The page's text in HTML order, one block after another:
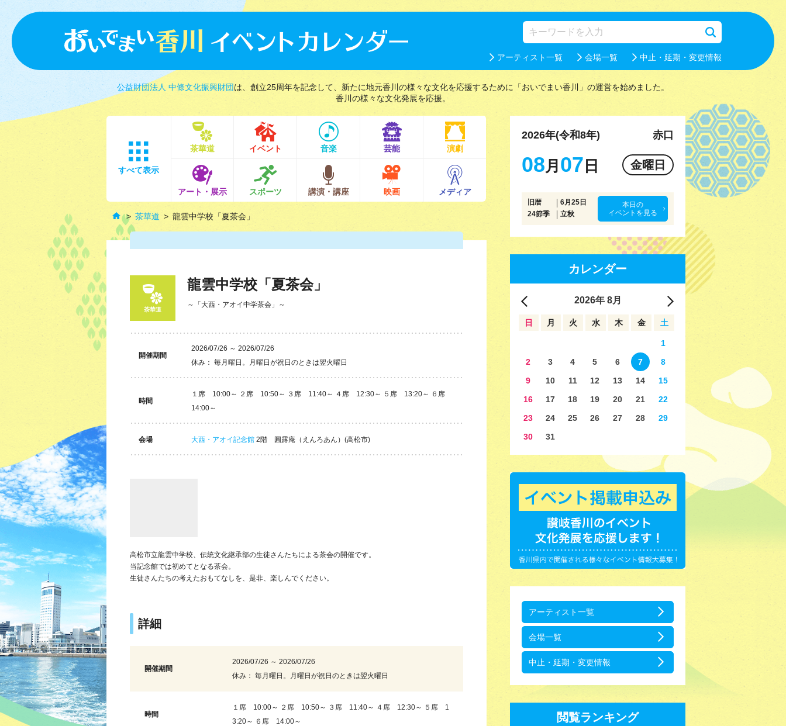
アーティスト一覧 会場一覧 中止・延期・変更情報
公益財団法人 中條文化振興財団は、創立25周年を記念して、新たに地元香川の様々な文化を応援するために「おいでまい香川」の運営を始めました。
香川の様々な文化発展を応援。
すべて表示
茶華道 イベント 音楽 芸能 演劇
アート・展示 スポーツ 講演・講座 映画 メディア
茶華道 龍雲中学校「夏茶会」
茶華道
龍雲中学校「夏茶会」
～「大西・アオイ中学茶会」～
開催期間
2026/07/26 ～ 2026/07/26
休み： 毎月曜日。月曜日が祝日のときは翌火曜日
時間
１席 10:00～ ２席 10:50～ ３席 11:40～ ４席 12:30～ ５席 13:20～ ６席
14:00～
会場 大西・アオイ記念館 2階 圓露庵（えんろあん）(高松市)
高松市立龍雲中学校、伝統文化継承部の生徒さんたちによる茶会の開催です。
当記念館では初めてとなる茶会。
生徒さんたちの考えたおもてなしを、是非、楽しんでください。
詳細
開催期間
2026/07/26 ～ 2026/07/26
休み： 毎月曜日。月曜日が祝日のときは翌火曜日
時間
１席 10:00～ ２席 10:50～ ３席 11:40～ ４席 12:30～ ５席 1
3:20～ ６席 14:00～
2026年(令和8年) 赤口
08月 07 日 金曜日
旧暦
6月25日
24節季
立秋
本日の
イベントを見る
カレンダー
2026年 8月
日 月 火 水 木 金 土
1
2
3 4 5 6 7
8
9
10 11 12 13 14
15
16
17 18 19 20 21
22
23
24 25 26 27 28
29
30
31
アーティスト一覧
会場一覧
中止・延期・変更情報
閲覧ランキング